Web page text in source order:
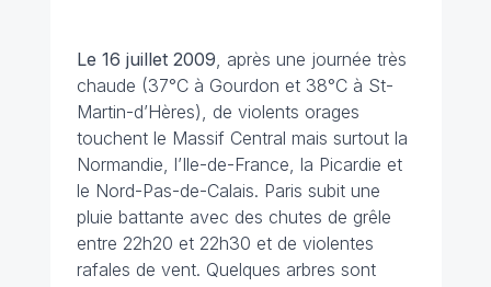
Le 16 juillet 2009, après une journée très
chaude (37°C à Gourdon et 38°C à St-
Martin-d’Hères), de violents orages
touchent le Massif Central mais surtout la
Normandie, l’Ile-de-France, la Picardie et
le Nord-Pas-de-Calais. Paris subit une
pluie battante avec des chutes de grêle
entre 22h20 et 22h30 et de violentes
rafales de vent. Quelques arbres sont